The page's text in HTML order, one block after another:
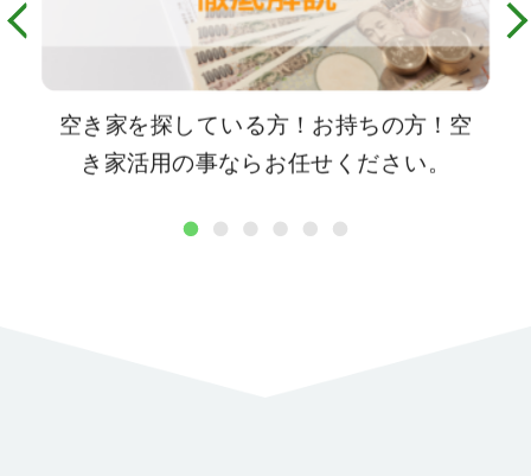
空き家を探している方！お持ちの方！空
き家活用の事ならお任せください。
1 2